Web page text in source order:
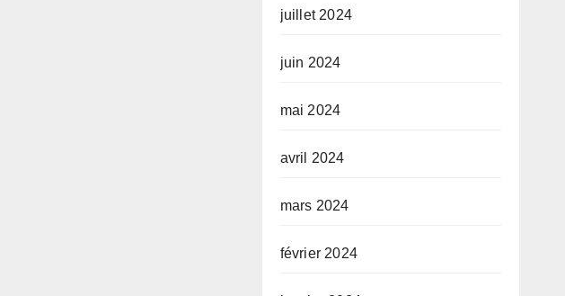
juillet 2024
juin 2024
mai 2024
avril 2024
mars 2024
février 2024